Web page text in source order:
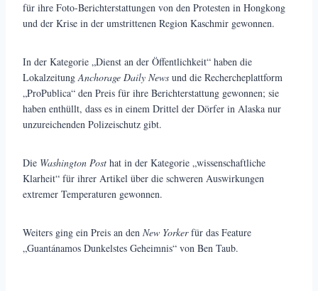
für ihre Foto-Berichterstattungen von den Protesten in Hongkong
und der Krise in der umstrittenen Region Kaschmir gewonnen.
In der Kategorie „Dienst an der Öffentlichkeit“ haben die
LokalzeitungAnchorage Daily News und die Rechercheplattform
„ProPublica“ den Preis für ihre Berichterstattung gewonnen; sie
haben enthüllt, dass es in einem Drittel der Dörfer in Alaska nur
unzureichenden Polizeischutz gibt.
Die Washington Post hat in der Kategorie „wissenschaftliche
Klarheit“ für ihrer Artikel über die schweren Auswirkungen
extremer Temperaturen gewonnen.
Weiters ging ein Preis an den New Yorkerfür das Feature
„Guantánamos Dunkelstes Geheimnis“ von Ben Taub.